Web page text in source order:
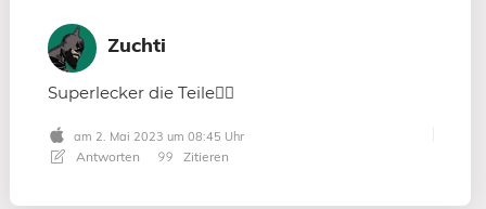
Zuchti
Superlecker die Teile👌🏻
am 2. Mai 2023 um 08:45 Uhr
Antworten Zitieren